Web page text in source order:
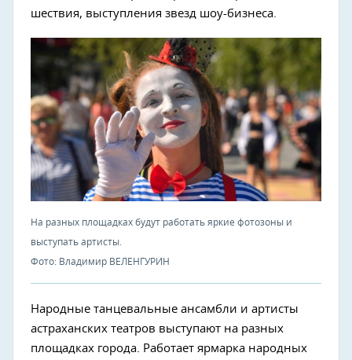
шествия, выступления звезд шоу-бизнеса.
На разных площадках будут работать яркие фотозоны и
выступать артисты.
Фото: Владимир ВЕЛЕНГУРИН
Народные танцевальные ансамбли и артисты
астраханских театров выступают на разных
площадках города. Работает ярмарка народных